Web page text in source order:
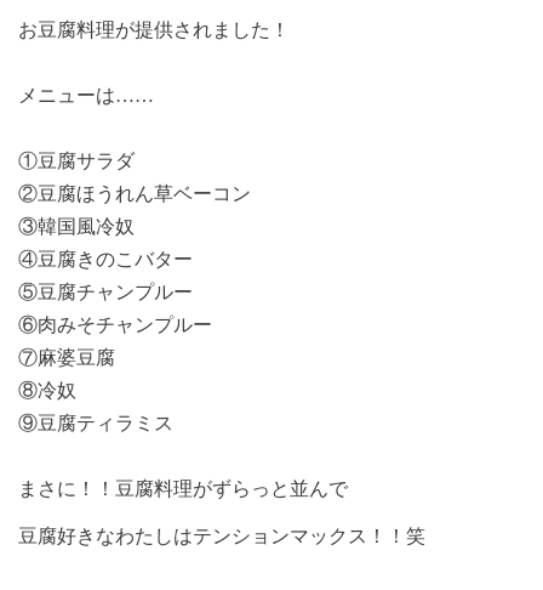
お豆腐料理が提供されました！
メニューは……
①豆腐サラダ
②豆腐ほうれん草ベーコン
③韓国風冷奴
④豆腐きのこバター
⑤豆腐チャンプルー
⑥肉みそチャンプルー
⑦麻婆豆腐
⑧冷奴
⑨豆腐ティラミス
まさに！！豆腐料理がずらっと並んで
豆腐好きなわたしはテンションマックス！！笑